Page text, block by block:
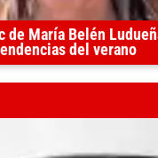
de María Belén
del verano